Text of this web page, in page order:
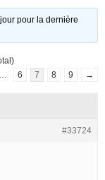
pour la dernière
6 7 8 9 →
#33724